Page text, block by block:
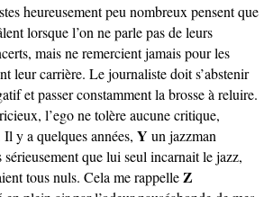
heureusement peu nombreux pensent que
lorsque l’on ne parle pas de leurs
mais ne remercient jamais pour les
leur carrière. Le journaliste doit s’abstenir
et passer constamment la brosse à reluire.
l’ego ne tolère aucune critique,
y a quelques années, Y un jazzman
sérieusement que lui seul incarnait le jazz,
tous nuls. Cela me rappelleZ